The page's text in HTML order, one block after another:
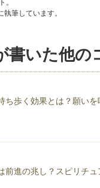
。
筆しています。
書いた他の
ち歩く効果とは？願い
前進の兆し？スピリチ